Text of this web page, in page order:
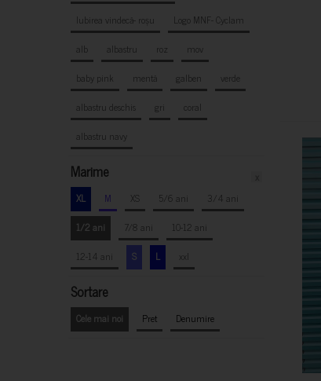
Iubirea vindecă- roșu
Logo MNF- Cyclam
alb
albastru roz
mov
baby pink
mentă galben
verde
albastru deschis
gri
coral
albastru navy
Marime
XL M XS 5/6 ani
3/4 ani
1/2 ani
7/8 ani
10-12 ani
12-14 ani
S L xxl
Sortare
Cele mai noi Pret Denumire